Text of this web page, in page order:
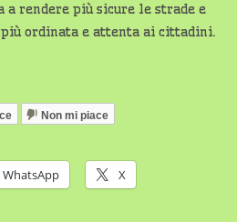
a rendere più sicure le strade e
ordinata e attenta ai cittadini.
Non mi piace
WhatsApp X